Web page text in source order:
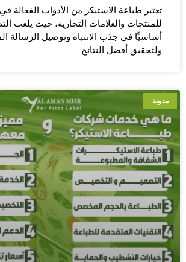
تعتبر طباعة الاستيكر من الأدوات الفعالة في
للمنتجات والعلامات التجارية، حيث يلعب
أساسيًّا في جذب الانتباه وتوصيل الرسالة
ولتحقيق أفضل النتائج
مدونة